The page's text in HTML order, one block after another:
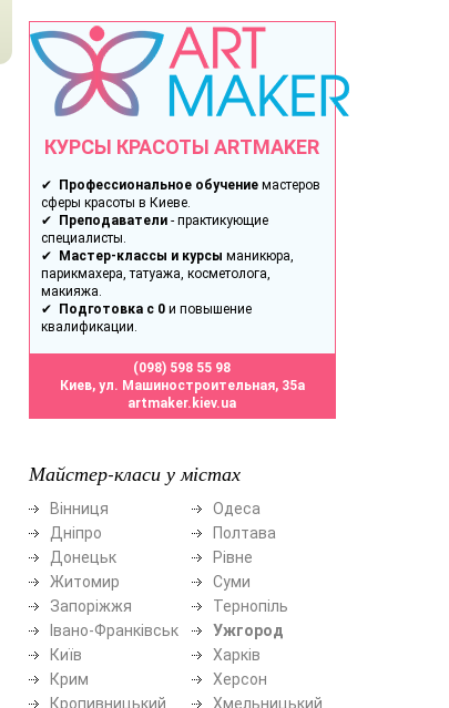
КУРСЫ КРАСОТЫ ARTMAKER
✔ Профессиональное обучениемастеров
сферы красоты в Киеве.
✔ Преподаватели- практикующие
специалисты.
✔ Мастер-классы и курсы маникюра,
парикмахера, татуажа, косметолога,
макияжа.
✔ Подготовка с 0и повышение
квалификации.
(098) 598 55 98
Киев, ул. Машиностроительная, 35а
artmaker.kiev.ua
Майстер-класи у містах
Вінниця
Дніпро
Донецьк
Житомир
Запоріжжя
Івано-Франківськ
Київ
Крим
Кропивницький
Одеса
Полтава
Рівне
Суми
Тернопіль
Ужгород
Харків
Херсон
Хмельницький